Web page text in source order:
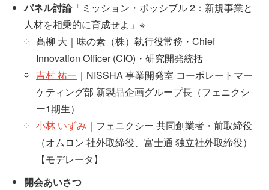
パネル討論「ミッション・ポッシブル 2：新規事業と
人材を相乗的に育成せよ」※
髙柳 大｜味の素（株）執行役常務・Chief
Innovation Officer (CIO)・研究開発統括
吉村 祐一 ｜NISSHA 事業開発室 コーポレートマー
ケティング部 新製品企画グループ長（フェニクシ
ー1期生）
小林 いずみ ｜フェニクシー 共同創業者・前取締役
（オムロン 社外取締役、富士通 独立社外取締役）
【モデレータ】
開会あいさつ